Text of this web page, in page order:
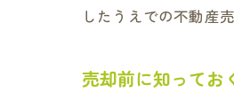
したうえでの不動産
売却前に知ってお